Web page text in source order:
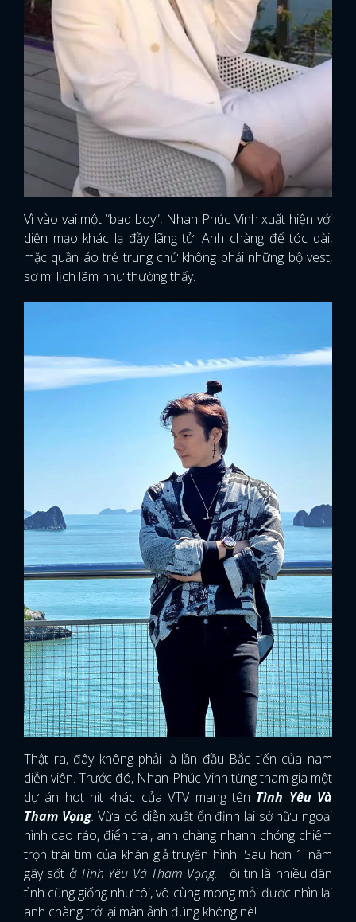
Vì vào vai một “bad boy”, Nhan Phúc Vinh xuất hiện với
diện mạo khác lạ đầy lãng tử. Anh chàng để tóc dài,
mặc quần áo trẻ trung chứ không phải những bộ vest,
sơ mi lịch lãm như thường thấy.
Thật ra, đây không phải là lần đầu Bắc tiến của nam
diễn viên. Trước đó, Nhan Phúc Vinh từng tham gia một
dự án hot hit khác của VTV mang tên Tình Yêu Và
Tham Vọng.Vừa có diễn xuất ổn định lại sở hữu ngoại
hình cao ráo, điển trai, anh chàng nhanh chóng chiếm
trọn trái tim của khán giả truyền hình. Sau hơn 1 năm
gây sốt ở Tình Yêu Và Tham Vọng. Tôi tin là nhiều dân
tình cũng giống như tôi, vô cùng mong mỏi được nhìn lại
anh chàng trở lại màn ảnh đúng không nè!